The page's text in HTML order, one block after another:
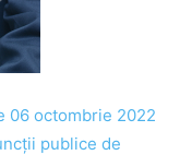
06 octombrie 2022
publice de